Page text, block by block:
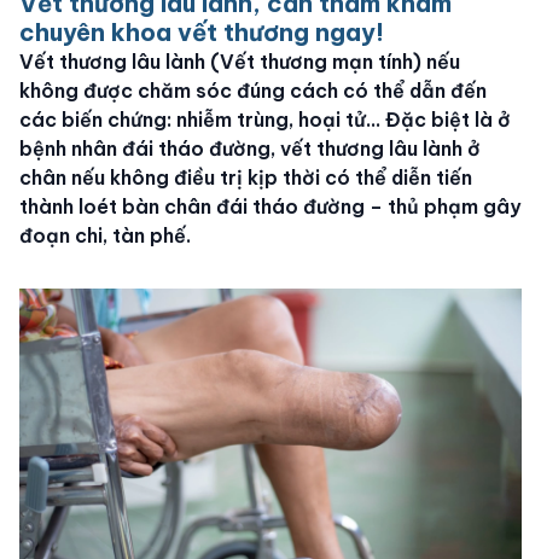
chuyên khoa vết thương ngay!
Vết thương lâu lành (Vết thương mạn tính) nếu
không được chăm sóc đúng cách có thể dẫn đến
các biến chứng: nhiễm trùng, hoại tử… Đặc biệt là ở
bệnh nhân đái tháo đường, vết thương lâu lành ở
chân nếu không điều trị kịp thời có thể diễn tiến
thành loét bàn chân đái tháo đường – thủ phạm gây
đoạn chi, tàn phế.